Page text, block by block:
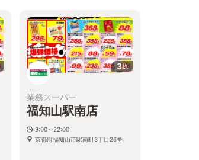
3枚
業務スーパー
福知山駅南店
9:00～22:00
京都府福知山市駅南町3丁目26番